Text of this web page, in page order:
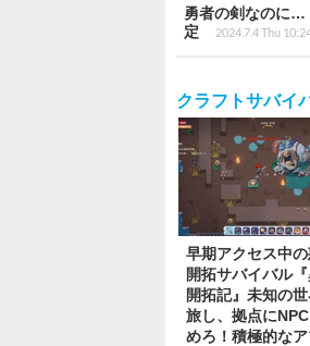
勇者の剣なのに…
定
2024.7.4 Thu
クラフトサバイ
早期アクセス中
開拓サバイバル
開拓記』未知の
旅し、拠点に
めろ！積極的な